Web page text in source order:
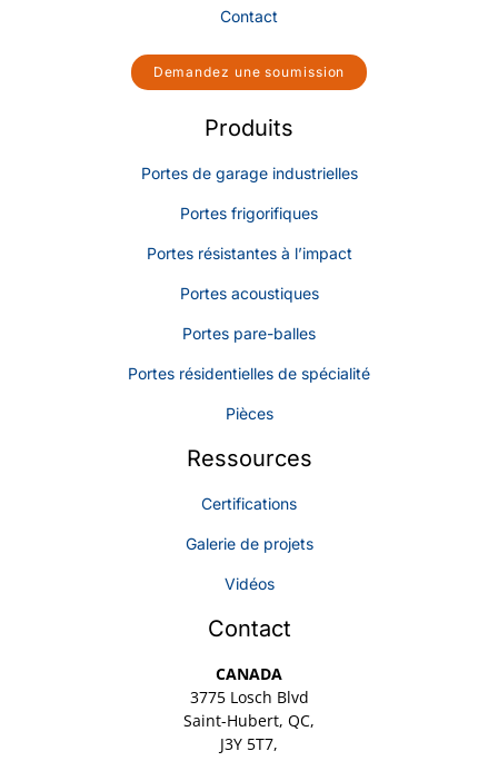
Contact
Demandez une soumission
Produits
Portes de garage industrielles
Portes frigorifiques
Portes résistantes à l’impact
Portes acoustiques
Portes pare-balles
Portes résidentielles de spécialité
Pièces
Ressources
Certifications
Galerie de projets
Vidéos
Contact
CANADA
3775 Losch Blvd
Saint-Hubert, QC,
J3Y 5T7,